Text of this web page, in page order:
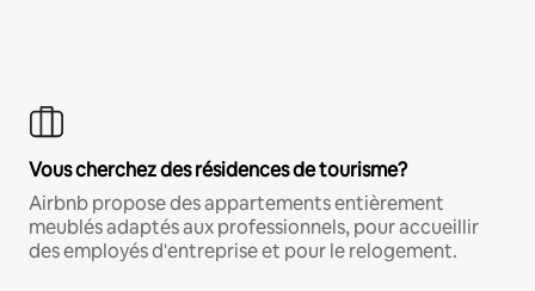
Vous cherchez des résidences de tourisme?
Airbnb propose des appartements entièrement
meublés adaptés aux professionnels, pour accueillir
des employés d'entreprise et pour le relogement.